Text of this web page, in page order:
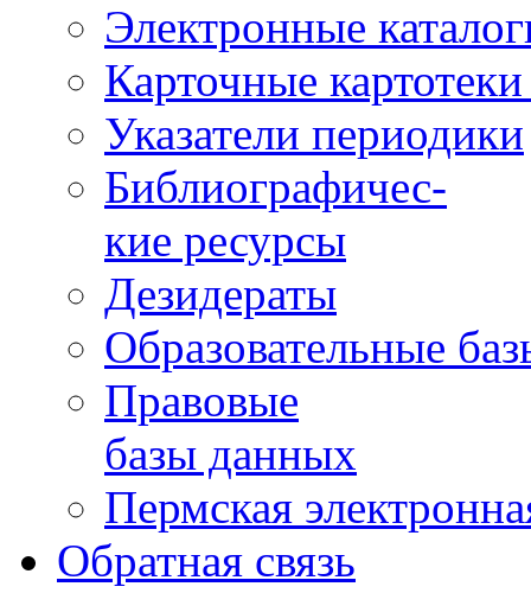
Электронные
Карточные
Указатели периодики
Библиографичес-
кие ресурсы
Дезидераты
Образовательные
Правовые
базы данных
Пермская
Обратная связь